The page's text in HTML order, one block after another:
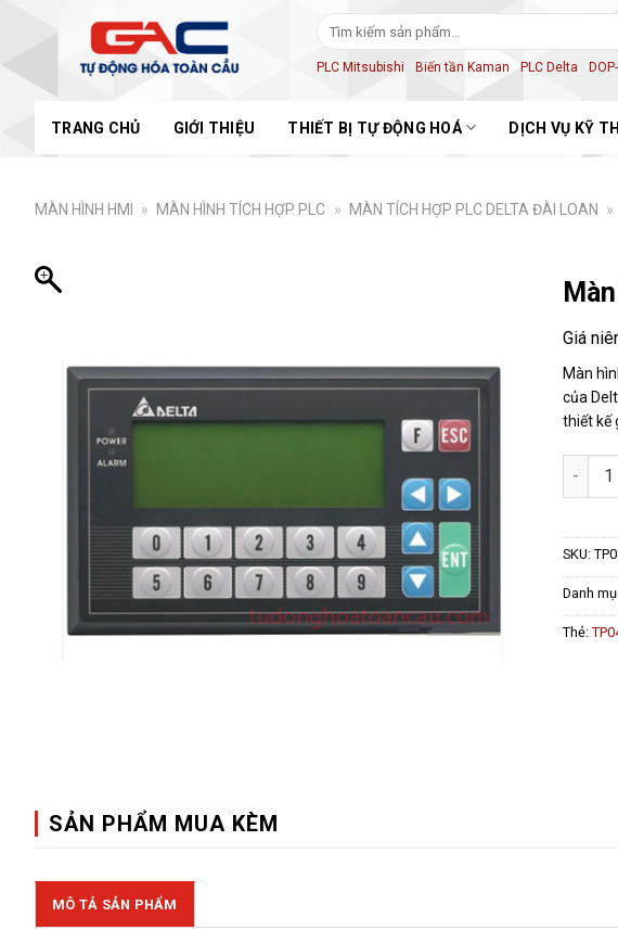
content
PLC Mitsubishi
Biến tần Kaman PLC Delta
TRANG CHỦ GIỚI THIỆU THIẾT BỊ TỰ ĐỘNG HOÁ DỊCH VỤ KỸ
MÀN HÌNH HMI » MÀN HÌNH TÍCH HỢP PLC » MÀN TÍCH HỢP PLC DELTA ĐÀI LOAN »
Màn
của
thiết kế
Màn
SKU:
Danh
Thẻ:
SẢN PHẨM MUA KÈM
MÔ TẢ SẢN PHẨM